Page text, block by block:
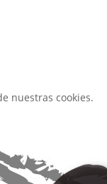
nuestras cookies.